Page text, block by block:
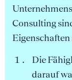
Consulting
Die
darauf